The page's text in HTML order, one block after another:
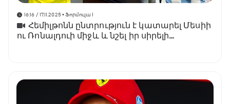
16:16 / 17.11.2025• Ֆորմուլա 1
Հեմիլթոնն ընտրություն է կատարել Մեսիի
ու Ռոնալդուի միջև և նշել իր սիրելի